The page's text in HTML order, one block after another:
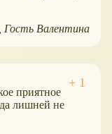
Гость Валентина
приятное
лишней не